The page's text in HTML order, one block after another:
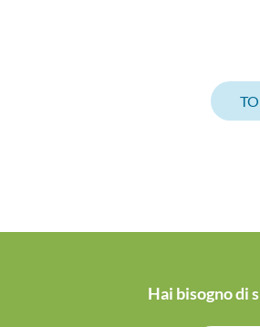
Hai bisogno di